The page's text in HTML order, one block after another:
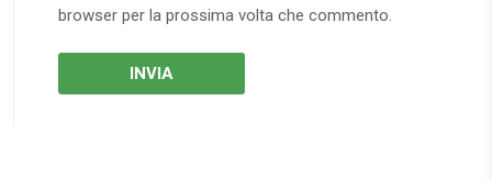
browser per la prossima volta che commento.